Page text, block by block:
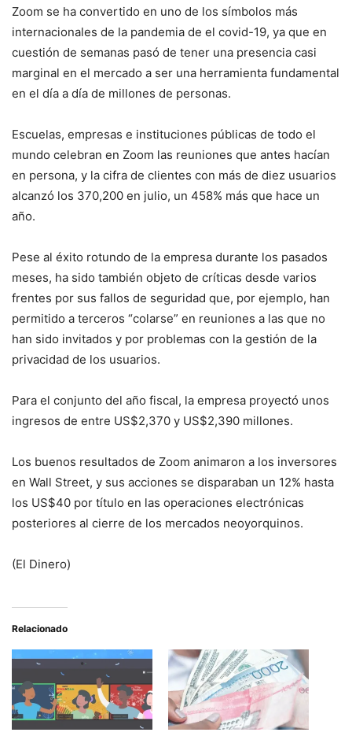
Zoom se ha convertido en uno de los símbolos más
internacionales de la pandemia de el covid-19, ya que en
cuestión de semanas pasó de tener una presencia casi
marginal en el mercado a ser una herramienta fundamental
en el día a día de millones de personas.
Escuelas, empresas e instituciones públicas de todo el
mundo celebran en Zoom las reuniones que antes hacían
en persona, y la cifra de clientes con más de diez usuarios
alcanzó los 370,200 en julio, un 458% más que hace un
año.
Pese al éxito rotundo de la empresa durante los pasados
meses, ha sido también objeto de críticas desde varios
frentes por sus fallos de seguridad que, por ejemplo, han
permitido a terceros “colarse” en reuniones a las que no
han sido invitados y por problemas con la gestión de la
privacidad de los usuarios.
Para el conjunto del año fiscal, la empresa proyectó unos
ingresos de entre US$2,370 y US$2,390 millones.
Los buenos resultados de Zoom animaron a los inversores
en Wall Street, y sus acciones se disparaban un 12% hasta
los US$40 por título en las operaciones electrónicas
posteriores al cierre de los mercados neoyorquinos.
(El Dinero)
Relacionado